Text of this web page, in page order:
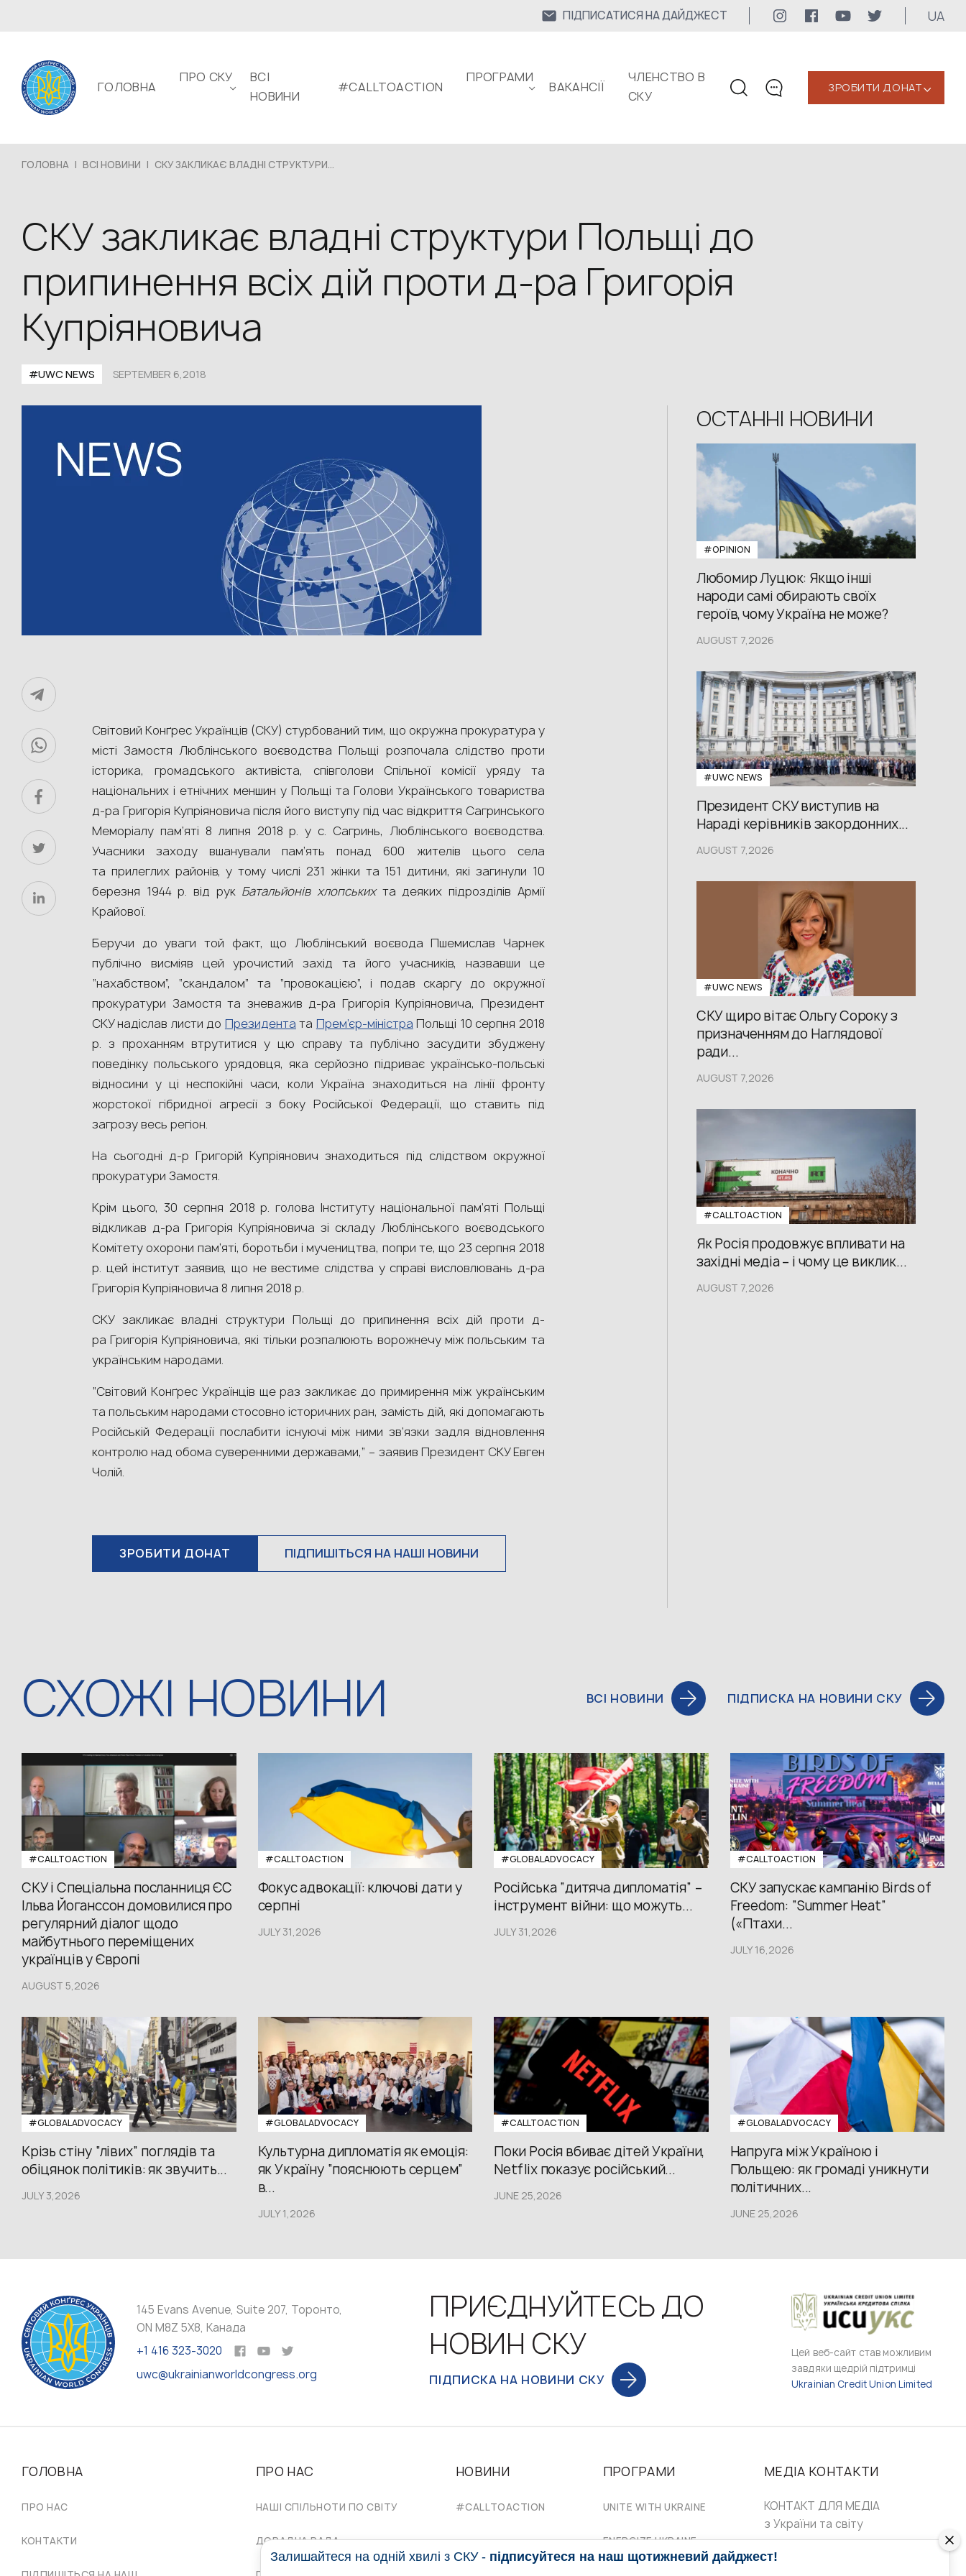
ПІДПИСАТИСЯ НА ДАЙДЖЕСТ UA
ГОЛОВНА
ПРО СКУ
ВСІ
НОВИНИ
#CALLTOACTION
ПРОГРАМИ
ВАКАНСІЇ
ЧЛЕНСТВО В
СКУ
КОНТАКТИ
Для медіа
24/7
ЗРОБИТИ ДОНАТ‹
ГОЛОВНА | ВСІ НОВИНИ | СКУ ЗАКЛИКАЄ ВЛАДНІ СТРУКТУРИ...
СКУ закликає владні структури Польщі до
припинення всіх дій проти д-ра Григорія
Купріяновича
#UWC NEWS SEPTEMBER 6,2018
Світовий Конґрес Українців (СКУ) стурбований тим, що окружна прокуратура у
місті Замостя Люблінського воєводства Польщі розпочала слідство проти
історика, громадського активіста, співголови Спільної комісії уряду та
національних і етнічних меншин у Польщі та Голови Українського товариства
д-ра Григорія Купріяновича після його виступу під час відкриття Сагринського
Меморіалу пам’яті 8 липня 2018 р. у с. Сагринь, Люблінського воєводства.
Учасники заходу вшанували пам’ять понад 600 жителів цього села
та прилеглих районів, у тому числі 231 жінки та 151 дитини, які загинули 10
березня 1944 р. від рук Батальйонів хлопськихта деяких підрозділів Армії
Крайової.
Беручи до уваги той факт, що Люблінський воєвода Пшемислав Чарнек
публічно висміяв цей урочистий захід та його учасників, назвавши це
“нахабством”, “скандалом” та “провокацією”, і подав скаргу до окружної
прокуратури Замостя та зневажив д-ра Григорія Купріяновича, Президент
СКУ надіслав листи до Президента та Прем’єр-міністра Польщі 10 серпня 2018
р. з проханням втрутитися у цю справу та публічно засудити збуджену
поведінку польського урядовця, яка серйозно підриває українсько-польські
відносини у ці неспокійні часи, коли Україна знаходиться на лінії фронту
жорстокої гібридної агресії з боку Російської Федерації, що ставить під
загрозу весь регіон.
На сьогодні д-р Григорій Купріянович знаходиться під слідством окружної
прокуратури Замостя.
Крім цього, 30 серпня 2018 р. голова Інституту національної пам’яті Польщі
відкликав д-ра Григорія Купріяновича зі складу Люблінського воєводського
Комітету охорони пам’яті, боротьби і мучеництва, попри те, що 23 серпня 2018
р. цей інститут заявив, що не вестиме слідства у справі висловлювань д-ра
Григорія Купріяновича 8 липня 2018 р.
СКУ закликає владні структури Польщі до припинення всіх дій проти д-
ра Григорія Купріяновича, які тільки розпалюють ворожнечу між польським та
українським народами.
“Світовий Конґрес Українців ще раз закликає до примирення між українським
та польським народами стосовно історичних ран, замість дій, які допомагають
Російській Федерації послабити існуючі між ними зв’язки задля відновлення
контролю над обома суверенними державами,” – заявив Президент СКУ Евген
Чолій.
ЗРОБИТИ ДОНАТ ПІДПИШІТЬСЯ НА НАШІ НОВИНИ
ОСТАННІ НОВИНИ
#OPINION
Любомир Луцюк: Якщо інші
народи самі обирають своїх
героїв, чому Україна не може?
AUGUST 7,2026
#UWС NEWS
Президент СКУ виступив на
Нараді керівників закордонних...
AUGUST 7,2026
#UWС NEWS
СКУ щиро вітає Ольгу Сороку з
призначенням до Наглядової
ради...
AUGUST 7,2026
#CALLTOACTION
Як Росія продовжує впливати на
західні медіа – і чому це виклик...
AUGUST 7,2026
СХОЖІ НОВИНИ ВСІ НОВИНИ ПІДПИСКА НА НОВИНИ СКУ
#CALLTOACTION
СКУ і Спеціальна посланниця ЄС
Ільва Йоганссон домовилися про
регулярний діалог щодо
майбутнього переміщених
українців у Європі
AUGUST 5,2026
#CALLTOACTION
Фокус адвокації: ключові дати у
серпні
JULY 31,2026
#GLOBALADVOCACY
Російська “дитяча дипломатія” –
інструмент війни: що можуть...
JULY 31,2026
#CALLTOACTION
СКУ запускає кампанію Birds of
Freedom: “Summer Heat”
(«Птахи...
JULY 16,2026
#GLOBALADVOCACY
Крізь стіну “лівих” поглядів та
обіцянок політиків: як звучить...
JULY 3,2026
#GLOBALADVOCACY
Культурна дипломатія як емоція:
як Україну “пояснюють серцем”
в...
JULY 1,2026
#CALLTOACTION
Поки Росія вбиває дітей України,
Netflix показує російський...
JUNE 25,2026
#GLOBALADVOCACY
Напруга між Україною і
Польщею: як громаді уникнути
політичних...
JUNE 25,2026
145 Evans Avenue, Suite 207, Торонто,
ON M8Z 5X8, Канада
+1 416 323-3020
uwc@ukrainianworldcongress.org
ПРИЄДНУЙТЕСЬ ДО
НОВИН СКУ
ПІДПИСКА НА НОВИНИ СКУ
Цей веб-сайт став можливим
завдяки щедрій підтримці
Ukrainian Credit Union Limited
ГОЛОВНА
ПРО НАС
КОНТАКТИ
ПРО НАС
НАШІ СПІЛЬНОТИ ПО СВІТУ
ДОРАДЧА РАДА
НОВИНИ
#CALLTOACTION
ПРОГРАМИ
UNITE WITH UKRAINE
ENERGIZE UKRAINE
МЕДІА КОНТАКТИ
КОНТАКТ ДЛЯ МЕДІА
з України та світу
Ольга Доманська
Залишайтеся на одній хвилі з СКУ - підписуйтеся на наш щотижневий дайджест!